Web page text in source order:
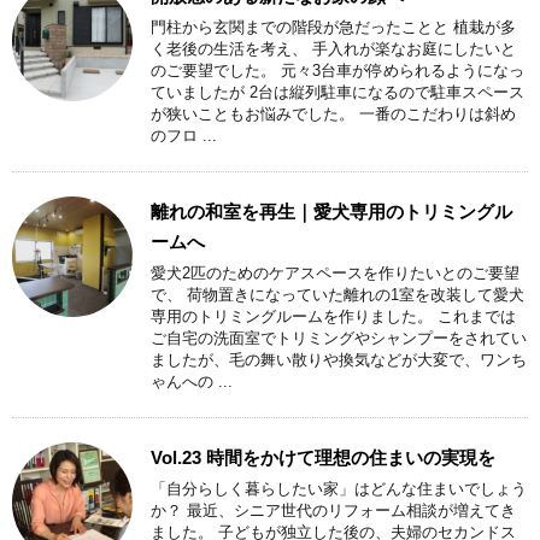
門柱から玄関までの階段が急だったことと 植栽が多
く老後の生活を考え、 手入れが楽なお庭にしたいと
のご要望でした。 元々3台車が停められるようになっ
ていましたが 2台は縦列駐車になるので駐車スペース
が狭いこともお悩みでした。 一番のこだわりは斜め
のフロ ...
離れの和室を再生｜愛犬専用のトリミングル
ームへ
愛犬2匹のためのケアスペースを作りたいとのご要望
で、 荷物置きになっていた離れの1室を改装して愛犬
専用のトリミングルームを作りました。 これまでは
ご自宅の洗面室でトリミングやシャンプーをされてい
ましたが、毛の舞い散りや換気などが大変で、ワンち
ゃんへの ...
Vol.23 時間をかけて理想の住まいの実現を
「自分らしく暮らしたい家」はどんな住まいでしょう
か？ 最近、シニア世代のリフォーム相談が増えてき
ました。 子どもが独立した後の、夫婦のセカンドス